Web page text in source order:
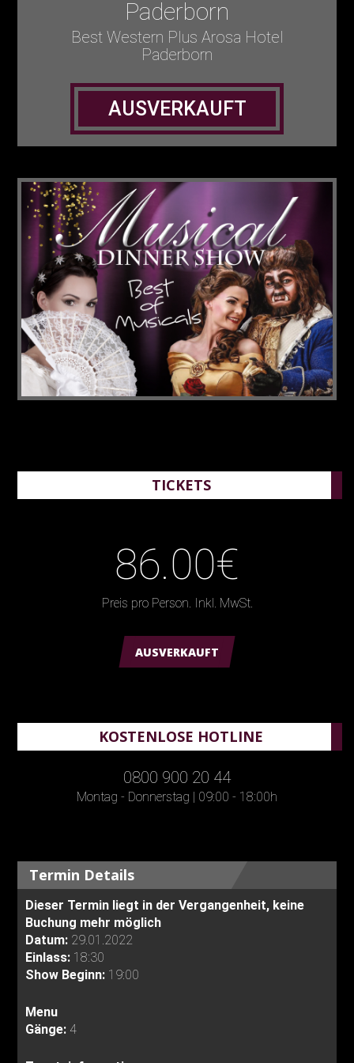
Paderborn
Best Western Plus Arosa Hotel
Paderborn
AUSVERKAUFT
TICKETS
86.00€
Preis pro Person. Inkl. MwSt.
AUSVERKAUFT
KOSTENLOSE HOTLINE
0800 900 20 44
Montag - Donnerstag | 09:00 - 18:00h
Termin Details
Dieser Termin liegt in der Vergangenheit, keine
Buchung mehr möglich
Datum: 29.01.2022
Einlass: 18:30
Show Beginn: 19:00
Menu
Gänge: 4